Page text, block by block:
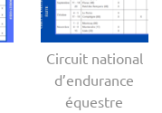
Circuit national
d’endurance
équestre